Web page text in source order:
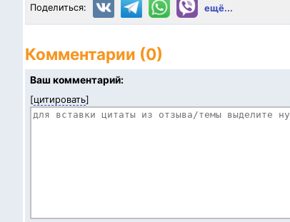
Поделиться: ещё...
Комментарии (0)
Ваш комментарий:
[цитировать]